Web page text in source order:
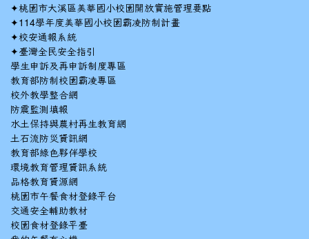
✦桃園市大溪區美華國小校園開放實施管理要點
✦114學年度美華國小校園霸凌防制計畫
✦校安通報系統
✦臺灣全民安全指引
學生申訴及再申訴制度專區
教育部防制校園霸凌專區
校外教學整合網
防震監測填報
水土保持與農村再生教育網
土石流防災資訊網
教育部綠色夥伴學校
環境教育管理資訊系統
品格教育資源網
桃園市午餐食材登錄平台
交通安全輔助教材
校園食材登錄平臺